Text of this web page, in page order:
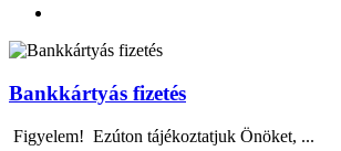
Bankkártyás fizetés
Figyelem! Ezúton tájékoztatjuk Önöket, ...